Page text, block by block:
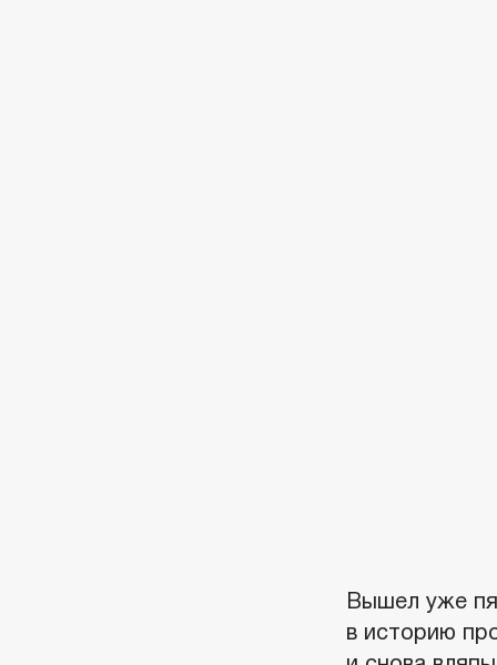
Вышел уже
в историю